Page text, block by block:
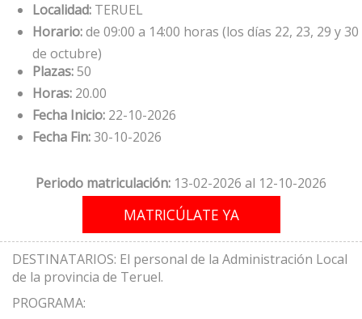
Localidad: TERUEL
Horario:de 09:00 a 14:00 horas (los días 22, 23, 29 y 30
de octubre)
Plazas:50
Horas: 20.00
Fecha Inicio: 22-10-2026
Fecha Fin:30-10-2026
Periodo matriculación: 13-02-2026 al 12-10-2026
DESTINATARIOS: El personal de la Administración Local
de la provincia de Teruel.
PROGRAMA: